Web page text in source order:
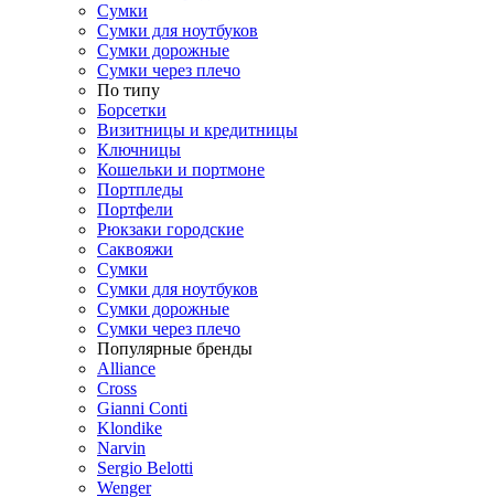
Сумки
Сумки для ноутбуков
Сумки дорожные
Сумки через плечо
По типу
Борсетки
Визитницы и кредитницы
Ключницы
Кошельки и портмоне
Портпледы
Портфели
Рюкзаки городские
Саквояжи
Сумки
Сумки для ноутбуков
Сумки дорожные
Сумки через плечо
Популярные бренды
Alliance
Cross
Gianni Conti
Klondike
Narvin
Sergio Belotti
Wenger